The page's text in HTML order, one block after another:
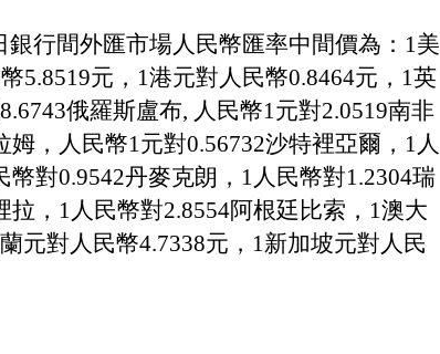
銀行間外匯市場人民幣匯率中間價為：1美
5.8519元 ，1港元對人民幣0.8464元 ，1英
8.6743俄羅斯盧布, 人民幣1元對2.0519南非
姆，人民幣1元對0.56732沙特裡亞爾，1人
對0.9542丹麥克朗，1人民幣對1.2304瑞
，1人民幣對2.8554阿根廷比索， 1澳大
元對人民幣4.7338元，1新加坡元對人民